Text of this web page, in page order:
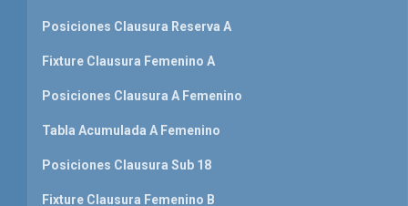
Posiciones Clausura Reserva A
Fixture Clausura Femenino A
Posiciones Clausura A Femenino
Tabla Acumulada A Femenino
Posiciones Clausura Sub 18
Fixture Clausura Femenino B